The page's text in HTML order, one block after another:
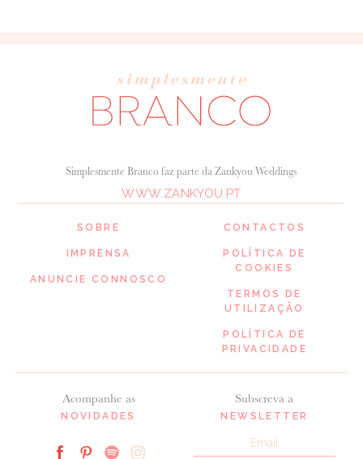
SOBRE
IMPRENSA
ANUNCIE CONNOSCO
Acompanhe as
NOVIDADES
Simplesmente Branco faz parte da Zankyou Weddings
WWW.ZANKYOU.PT
Subscreva a
NEWSLETTER
CONTACTOS
POLÍTICA DE
COOKIES
TERMOS DE
UTILIZAÇÃO
POLÍTICA DE
PRIVACIDADE